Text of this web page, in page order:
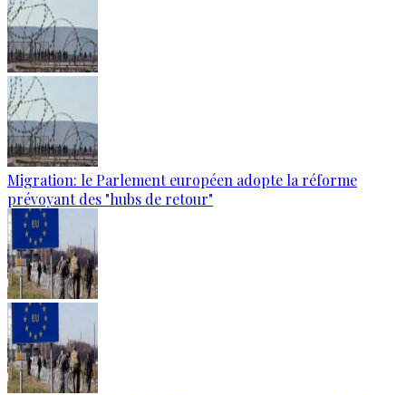
Migration: le Parlement européen adopte la réforme
prévoyant des "hubs de retour"